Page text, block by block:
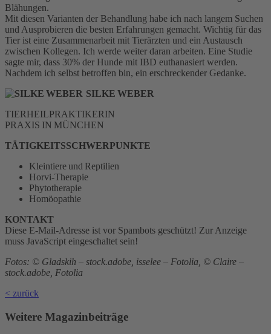
Blähungen.
Mit diesen Varianten der Behandlung habe ich nach langem Suchen
und Ausprobieren die besten Erfahrungen gemacht. Wichtig für das
Tier ist eine Zusammenarbeit mit Tierärzten und ein Austausch
zwischen Kollegen. Ich werde weiter daran arbeiten. Eine Studie
sagte mir, dass 30% der Hunde mit IBD euthanasiert werden.
Nachdem ich selbst betroffen bin, ein erschreckender Gedanke.
SILKE WEBER
TIERHEILPRAKTIKERIN
PRAXIS IN MÜNCHEN
TÄTIGKEITSSCHWERPUNKTE
Kleintiere und Reptilien
Horvi-Therapie
Phytotherapie
Homöopathie
KONTAKT
Diese E-Mail-Adresse ist vor Spambots geschützt! Zur Anzeige
muss JavaScript eingeschaltet sein!
Fotos: © Gladskih – stock.adobe, isselee – Fotolia, © Claire –
stock.adobe, Fotolia
< zurück
Weitere Magazinbeiträge